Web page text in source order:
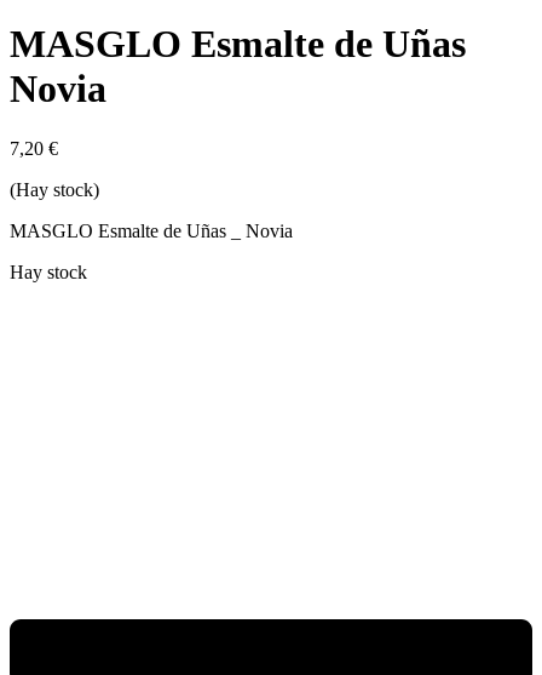
MASGLO Esmalte de Uñas
Novia
7,20 €
(Hay stock)
MASGLO Esmalte de Uñas _ Novia
Hay stock